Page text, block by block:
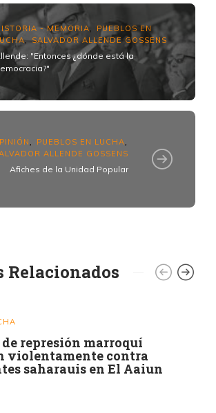
- MEMORIA
PUEBLOS EN
,SALVADOR ALLENDE GOSSENS
"Entonces ¿dónde está la
PUEBLOS EN LUCHA
ALLENDE GOSSENS
Afiches de la Unidad Popular
de represión marroquí
violentamente contra
saharauis en El Aaiun